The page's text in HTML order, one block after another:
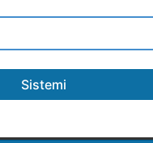
Sistemi